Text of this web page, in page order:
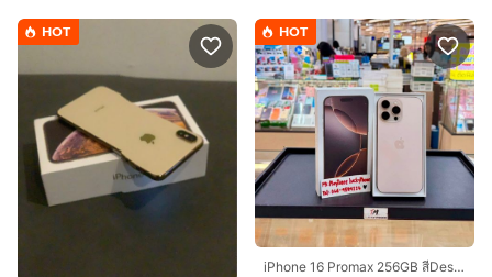
HOT HOT
iPhone 16 Promax 256GB สีDesert สวยมากๆ